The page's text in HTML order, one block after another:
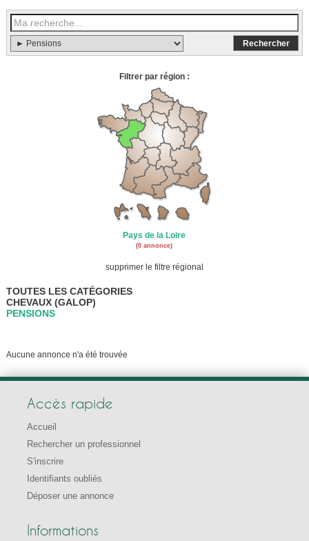
Filtrer par région :
Pays de la Loire
(0 annonce)
supprimer le filtre régional
TOUTES LES CATÉGORIES
CHEVAUX (GALOP)
PENSIONS
Aucune annonce n'a été trouvée
Accès rapide
Accueil
Rechercher un professionnel
S'inscrire
Identifiants oubliés
Déposer une annonce
Informations